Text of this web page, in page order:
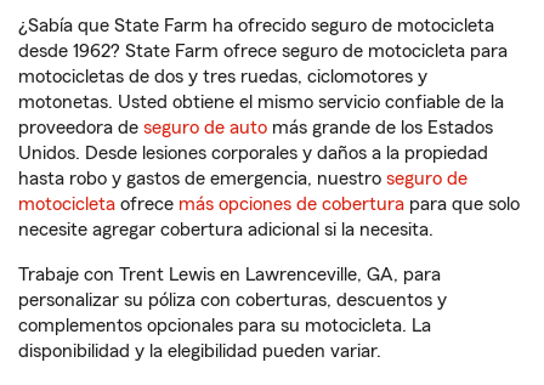
¿Sabía que State Farm ha ofrecido seguro de motocicleta
desde 1962? State Farm ofrece seguro de motocicleta para
motocicletas de dos y tres ruedas, ciclomotores y
motonetas. Usted obtiene el mismo servicio confiable de la
proveedora de seguro de auto más grande de los Estados
Unidos. Desde lesiones corporales y daños a la propiedad
hasta robo y gastos de emergencia, nuestro seguro de
motocicleta ofrece más opciones de cobertura para que solo
necesite agregar cobertura adicional si la necesita.
Trabaje con Trent Lewis en Lawrenceville, GA, para
personalizar su póliza con coberturas, descuentos y
complementos opcionales para su motocicleta. La
disponibilidad y la elegibilidad pueden variar.